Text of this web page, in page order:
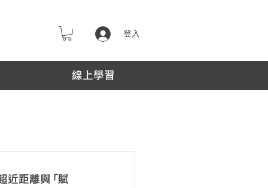
登入
線上學習
距離與「賦